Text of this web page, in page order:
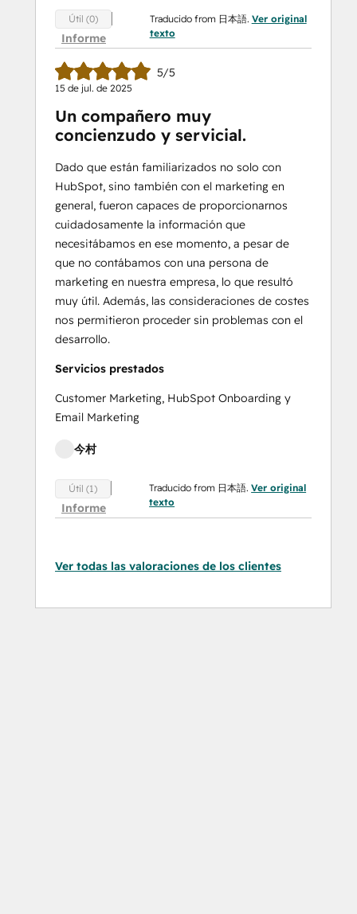
Útil (0)
Informe
Traducido from 日本語. Ver original
texto
5/5
15 de jul. de 2025
Un compañero muy
concienzudo y servicial.
Dado que están familiarizados no solo con
HubSpot, sino también con el marketing en
general, fueron capaces de proporcionarnos
cuidadosamente la información que
necesitábamos en ese momento, a pesar de
que no contábamos con una persona de
marketing en nuestra empresa, lo que resultó
muy útil. Además, las consideraciones de costes
nos permitieron proceder sin problemas con el
desarrollo.
Servicios prestados
Customer Marketing, HubSpot Onboarding y
Email Marketing
今村
Útil (1)
Informe
Traducido from 日本語.Ver original
texto
Ver todas las valoraciones de los clientes